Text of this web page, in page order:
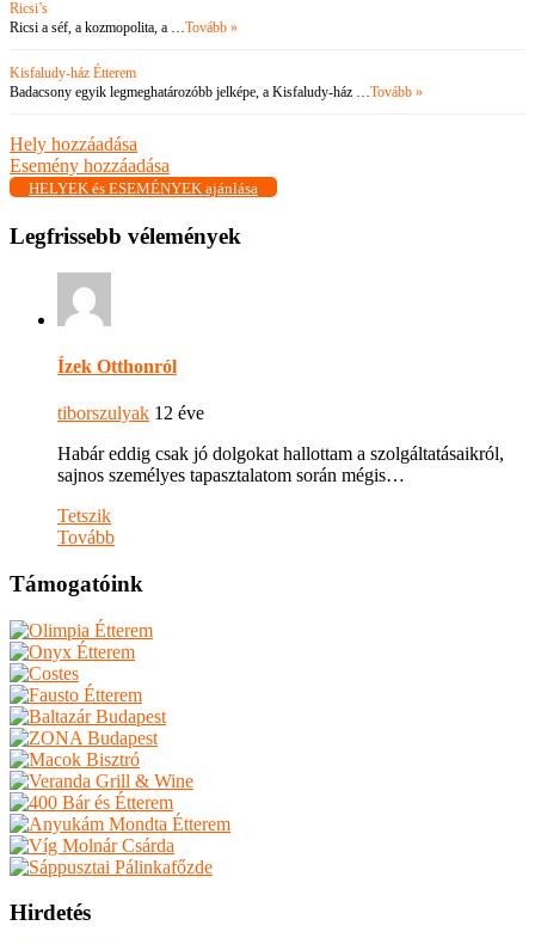
Ricsi’s
Ricsi a séf, a kozmopolita, a …Tovább »
Kisfaludy-ház Étterem
Badacsony egyik legmeghatározóbb jelképe, a Kisfaludy-ház …Tovább »
Hely hozzáadása
Esemény hozzáadása
HELYEK és ESEMÉNYEK ajánlása
Legfrissebb vélemények
Ízek Otthonról
tiborszulyak 12 éve
Habár eddig csak jó dolgokat hallottam a szolgáltatásaikról,
sajnos személyes tapasztalatom során mégis…
Tetszik
Tovább
Támogatóink
Hirdetés